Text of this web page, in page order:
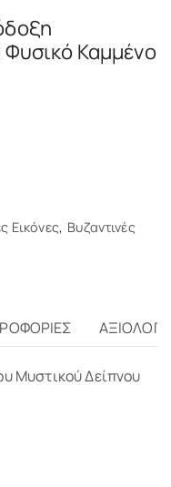
Καμμένο
Εικόνες, Βυζαντινές
Μυστικού Δείπνου